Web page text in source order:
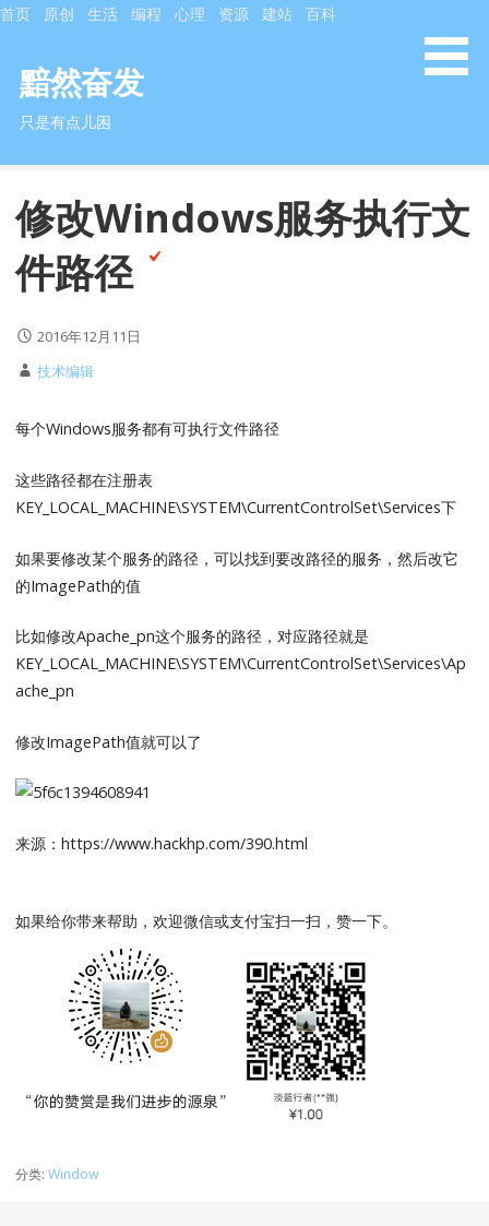
跳
首页 原创 生活 编程 心理 资源 建站 百科
黯然奋发
只是有点儿困
修改Windows服务执行文
件路径
2016年12月11日
技术编辑
每个Windows服务都有可执行文件路径
这些路径都在注册表
KEY_LOCAL_MACHINE\SYSTEM\CurrentControlSet\Services下
如果要修改某个服务的路径，可以找到要改路径的服务，然后改它
的ImagePath的值
比如修改Apache_pn这个服务的路径，对应路径就是
KEY_LOCAL_MACHINE\SYSTEM\CurrentControlSet\Services\Ap
ache_pn
修改ImagePath值就可以了
来源：https://www.hackhp.com/390.html
如果给你带来帮助，欢迎微信或支付宝扫一扫，赞一下。
分类:Window